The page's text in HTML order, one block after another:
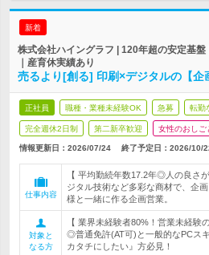
新着
株式会社ハイングラフ | 120年超の安定基
｜産育休実績あり
売るより[創る] 印刷×デジタルの【企
正社員 職種・業種未経験OK 急募 転勤
完全週休2日制 第二新卒歓迎 女性のおしご
情報更新日：2026/07/24 終了予定日： 2026/10/
仕事内容
【 平均勤続年数17.2年◎人の良さ
ジタル技術など多彩な商材で、企
様と一緒に作る企画営業。
対象と
なる方
【 業界未経験者80%！営業未経
◎普通免許(AT可)と一般的なPCス
カタチにしたい』方必見！